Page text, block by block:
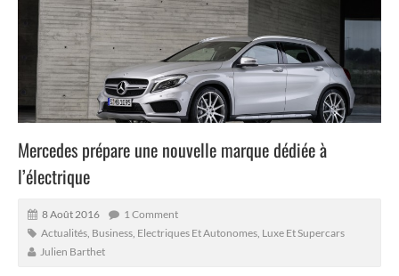
Mercedes prépare une nouvelle marque dédiée à
l’électrique
8 Août 2016
1 Comment
Actualités Business Electriques Et Autonomes Luxe Et Supercars
Julien Barthet